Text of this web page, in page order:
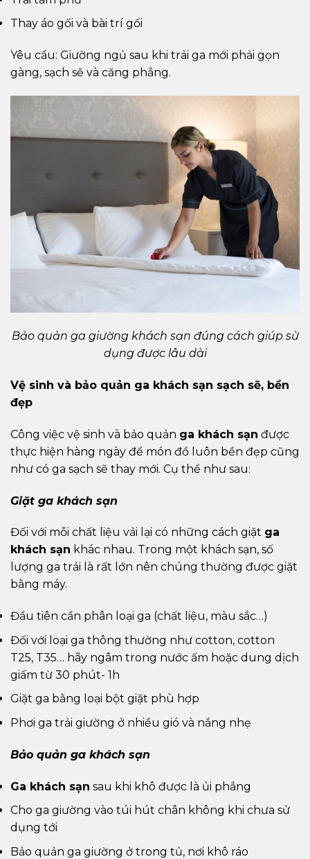
Thay áo gối và bài trí gối
Yêu cầu: Giường ngủ sau khi trải ga mới phải gọn
gàng, sạch sẽ và căng phẳng.
Bảo quản ga giường khách sạn đúng cách giúp sử
dụng được lâu dài
Vệ sinh và bảo quản ga khách sạn sạch sẽ, bền
đẹp
Công việc vệ sinh và bảo quản ga khách sạn được
thực hiện hàng ngày để món đồ luôn bền đẹp cũng
như có ga sạch sẽ thay mới. Cụ thể như sau:
Giặt ga khách sạn
Đối với mỗi chất liệu vải lại có những cách giặt ga
khách sạn khác nhau. Trong một khách sạn, số
lượng ga trải là rất lớn nên chúng thường được giặt
bằng máy.
Đầu tiên cần phân loại ga (chất liệu, màu sắc…)
Đối với loại ga thông thường như cotton, cotton
T25, T35… hãy ngâm trong nước ấm hoặc dung dịch
giấm từ 30 phút- 1h
Giặt ga bằng loại bột giặt phù hợp
Phơi ga trải giường ở nhiều gió và nắng nhẹ
Bảo quản ga khách sạn
Ga khách sạn sau khi khô được là ủi phẳng
Cho ga giường vào túi hút chân không khi chưa sử
dụng tới
Bảo quản ga giường ở trong tủ, nơi khô ráo